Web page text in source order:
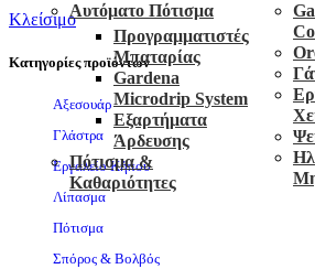
Αυτόματο Πότισμα
Προγραμματιστές
Μπαταρίας
Gardena
Microdrip System
Εξαρτήματα
Άρδευσης
Πότισμα &
Καθαριότητες
Κλείσιμο
Κατηγορίες προϊόντων
Αξεσουάρ
Γλάστρα
Εργαλείο Κήπου
Λίπασμα
Πότισμα
Σπόρος & Βολβός